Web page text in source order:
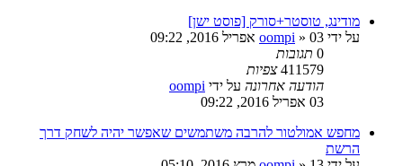
מודינג, טוסטר+סורק [פוסט ישן]
על ידי
oompi » 03 אפריל 2016, 09:22
0 תגובות
411579 צפיות
הודעה אחרונה על ידי oompi
03 אפריל 2016, 09:22
מחפש אמולטור להרבה משתמשים שאפשר יהיה לשחק דרך
הרשת